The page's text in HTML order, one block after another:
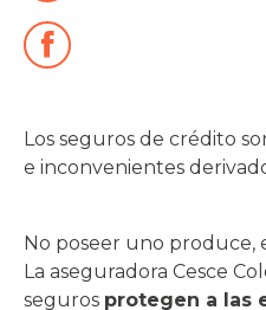
Los seguros de crédito
e inconvenientes
No poseer uno produce,
La aseguradora Cesce
seguros protegen a las